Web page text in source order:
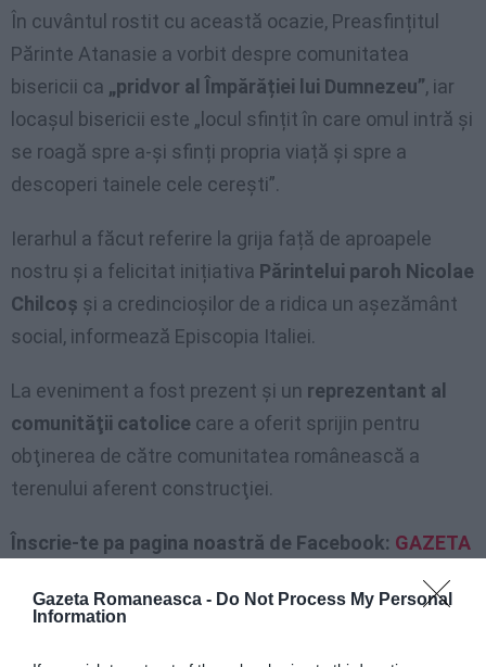
Gazeta Romaneasca - Do Not Process My Personal
Information
În cuvântul rostit cu această ocazie, Preasfințitul
Părinte Atanasie a vorbit despre comunitatea
bisericii ca „pridvor al Împărăției lui Dumnezeu”, iar
locașul bisericii este „locul sfințit în care omul intră și
se roagă spre a-și sfinți propria viață și spre a
descoperi tainele cele cerești”.
Ierarhul a făcut referire la grija față de aproapele
nostru şi a felicitat inițiativa Părintelui paroh Nicolae
Chilcoș și a credincioșilor de a ridica un așezământ
social, informează Episcopia Italiei.
La eveniment a fost prezent şi un reprezentant al
comunităţii catolice care a oferit sprijin pentru
obţinerea de către comunitatea românească a
terenului aferent construcţiei.
Înscrie-te pa pagina noastră de Facebook: GAZETA